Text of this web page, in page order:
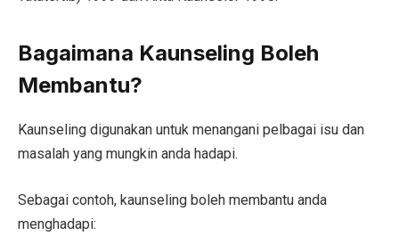
Bagaimana Kaunseling Boleh
Membantu?
Kaunseling digunakan untuk menangani pelbagai isu dan
masalah yang mungkin anda hadapi.
Sebagai contoh, kaunseling boleh membantu anda
menghadapi: